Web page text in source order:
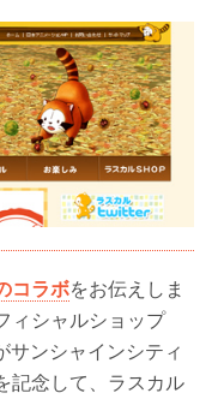
コラボをお伝えしま
ィシャルショップ
サンシャインシティ
記念して、ラスカル